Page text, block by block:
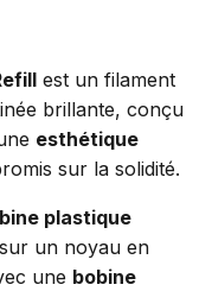
est un filament
brillante, conçu
esthétique
sur la solidité.
plastique
un noyau en
une bobine